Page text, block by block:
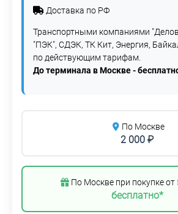
Доставка по РФ
Транспортными компаниями
"ПЭК", СДЭК, ТК Кит, Энергия,
по действующим тарифам.
До терминала в Москве -
По Москве
2 000 ₽
По Москве при покупке от
бесплатно*